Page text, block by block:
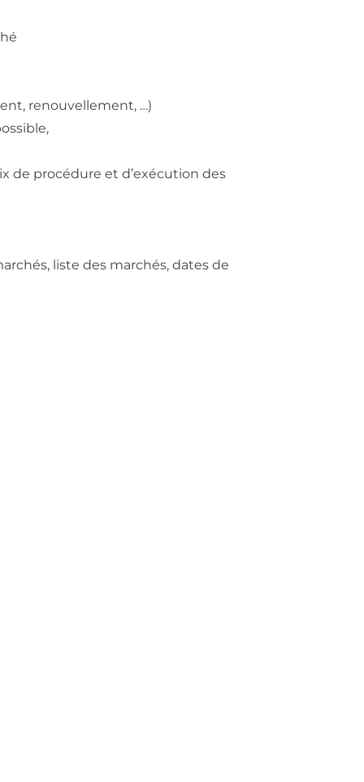
renouvellement, …)
de procédure et d’exécution des
liste des marchés, dates de